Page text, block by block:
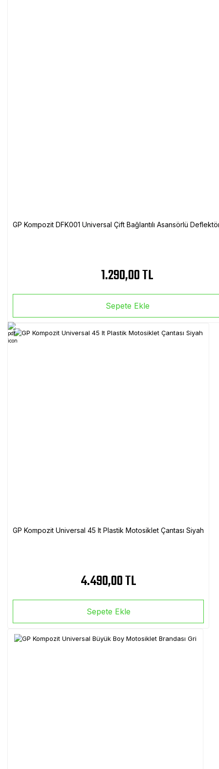
GP Kompozit DFK001 Universal Çift Bağlantılı Asansörlü
1.290,00 TL
Sepete Ekle
GP Kompozit Universal 45 lt Plastik Motosiklet Çantası Siyah
4.490,00 TL
Sepete Ekle